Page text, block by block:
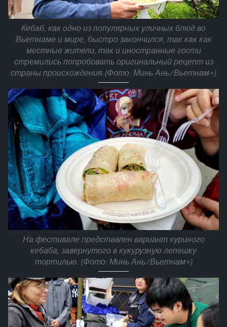
Кебаб, как одно из популярных уличных блюд во
Вьетнаме и мире, быстро закончился, так как как
местные жители, так и иностранные гости
стремились попробовать оригинальный рецепт из
страны происхождения.(Фото: Минь Ань/Вьетнам+)
На фестивале представлен вариант куриного
кебаба, завернутого в кукурузную лепешку
тортилью. (Фото: Минь Ань/Вьетнам+)